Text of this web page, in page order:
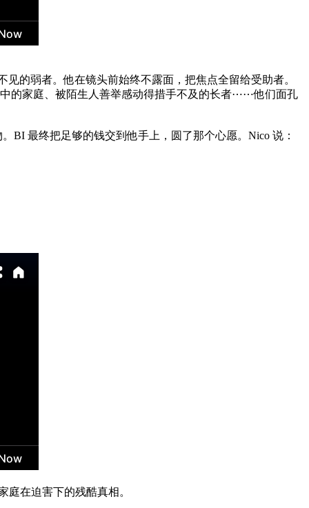
的弱者。他在镜头前始终不露面，把焦点全留给受助者。
的家庭、被陌生人善举感动得措手不及的长者⋯⋯他们面孔
BI 最终把足够的钱交到他手上，圆了那个心愿。Nico 说：
在迫害下的残酷真相。